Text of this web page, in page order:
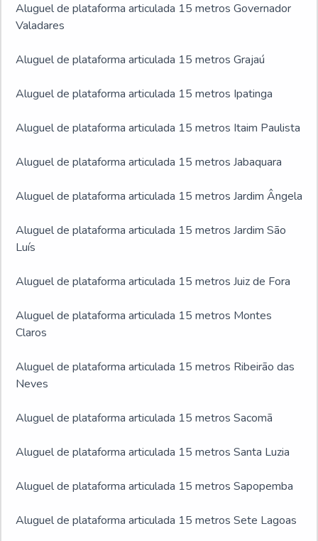
Aluguel de plataforma articulada 15 metros Governador
Valadares
Aluguel de plataforma articulada 15 metros Grajaú
Aluguel de plataforma articulada 15 metros Ipatinga
Aluguel de plataforma articulada 15 metros Itaim Paulista
Aluguel de plataforma articulada 15 metros Jabaquara
Aluguel de plataforma articulada 15 metros Jardim Ângela
Aluguel de plataforma articulada 15 metros Jardim São
Luís
Aluguel de plataforma articulada 15 metros Juiz de Fora
Aluguel de plataforma articulada 15 metros Montes
Claros
Aluguel de plataforma articulada 15 metros Ribeirão das
Neves
Aluguel de plataforma articulada 15 metros Sacomã
Aluguel de plataforma articulada 15 metros Santa Luzia
Aluguel de plataforma articulada 15 metros Sapopemba
Aluguel de plataforma articulada 15 metros Sete Lagoas